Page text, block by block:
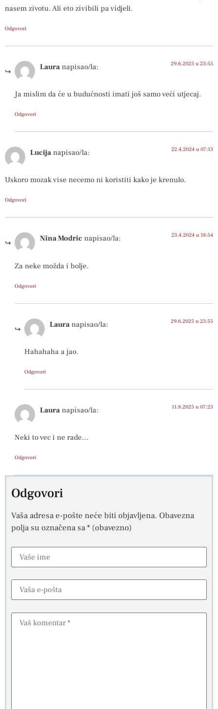
nasem zivotu. Ali eto zivibili pa vidjeli.
Odgovori
Laura napisao/la: 29.6.2025 u 23:55
Ja mislim da će u budućnosti imati još samo veći utjecaj.
Odgovori
Lucija napisao/la: 22.4.2024 u 07:13
Uskoro mozak vise necemo ni koristiti kako je krenulo.
Odgovori
Nina Modric napisao/la: 23.4.2024 u 18:54
Za neke možda i bolje.
Odgovori
Laura napisao/la: 29.6.2025 u 23:55
Hahahaha a jao.
Odgovori
Laura napisao/la: 11.8.2025 u 07:23
Neki to vec i ne rade…
Odgovori
Odgovori
Vaša adresa e-pošte neće biti objavljena. Obavezna
polja su označena sa* (obavezno)